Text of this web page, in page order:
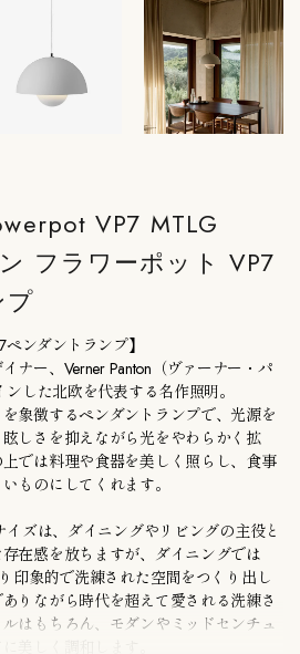
VP7 MTLG
フラワーポット VP7
プ
ンダントランプ】
ナー、Verner Panton（ヴァーナー・パ
した北欧を代表する名作照明。
象徴するペンダントランプで、光源を
しさを抑えながら光をやわらかく拡
では料理や食器を美しく照らし、食事
ものにしてくれます。
ズは、ダイニングやリビングの主役と
在感を放ちますが、ダイニングでは
印象的で洗練された空間をつくり出し
りながら時代を超えて愛される洗練さ
はもちろん、モダンやミッドセンチュ